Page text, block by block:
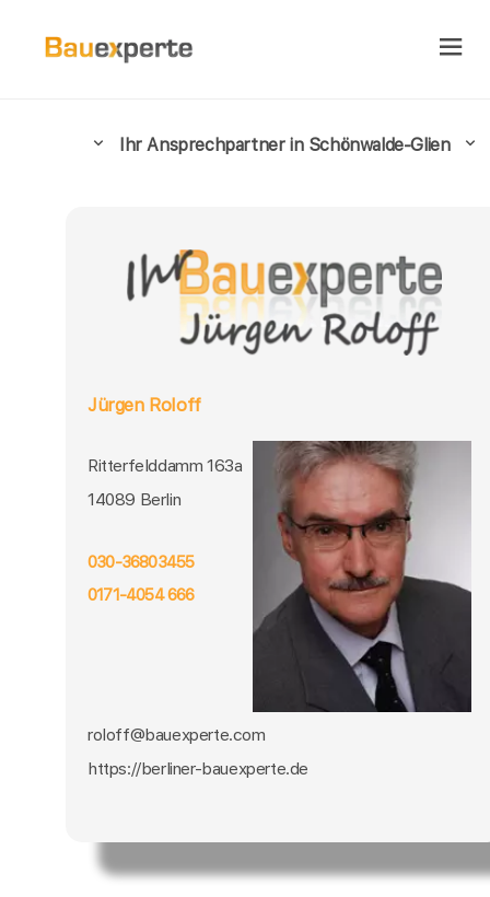
Ihr Ansprechpartner in Schönwalde-Glien
Jürgen Roloff
Ritterfelddamm 163a
14089 Berlin
030-36803455
0171-4054 666
roloff@bauexperte.com
https://berliner-bauexperte.de